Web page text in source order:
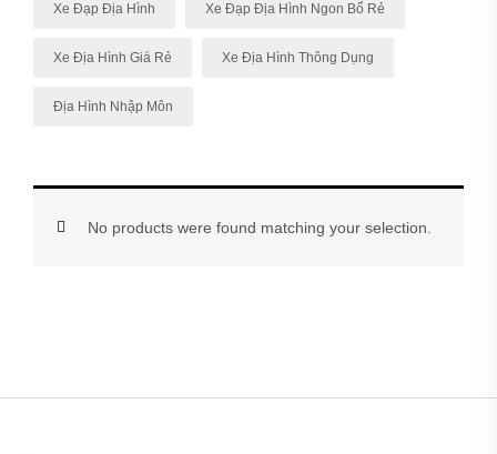
Xe Đạp Địa Hình Xe Đạp Địa Hình Ngon Bổ Rẻ
Xe Địa Hình Giá Rẻ Xe Địa Hình Thông Dụng
Địa Hình Nhập Môn
No products were found matching your selection.